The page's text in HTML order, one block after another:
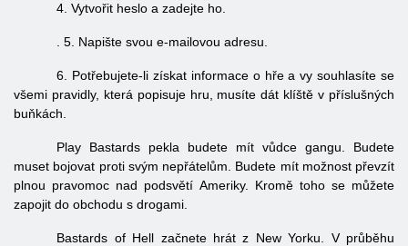
4. Vytvořit heslo a zadejte ho.
. 5. Napište svou e-mailovou adresu.
6. Potřebujete-li získat informace o hře a vy souhlasíte se
všemi pravidly, která popisuje hru, musíte dát klíště v příslušných
buňkách.
Play Bastards pekla budete mít vůdce gangu. Budete
muset bojovat proti svým nepřátelům. Budete mít možnost převzít
plnou pravomoc nad podsvětí Ameriky. Kromě toho se můžete
zapojit do obchodu s drogami.
Bastards of Hell začnete hrát z New Yorku. V průběhu